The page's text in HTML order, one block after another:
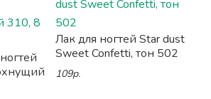
Лак для ногтей Star dust
Sweet Confetti, тон 502
109р.